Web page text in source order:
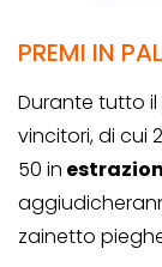
PREMI IN
Durante tutto
vincitori, di cui
50 in
zainetto